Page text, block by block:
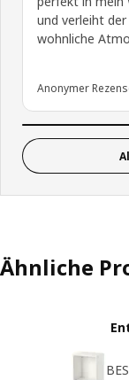
und verleiht
wohnliche
Anonymer
Ähnliche